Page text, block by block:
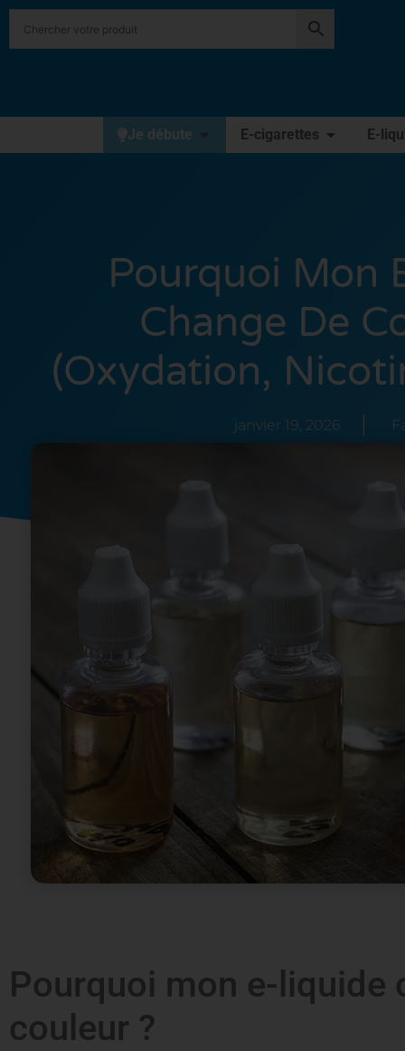
Je débute E-cigarettes E-
Pourquoi Mon
Change De
(oxydation,
janvier 19, 2026
Pourquoi mon e-liquide
couleur ?